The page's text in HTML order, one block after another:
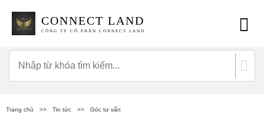
CONNECT LAND
CÔNG TY CỔ PHẦN CONNECT LAND
Trang chủ >> Tin tức >> Góc tư vấn